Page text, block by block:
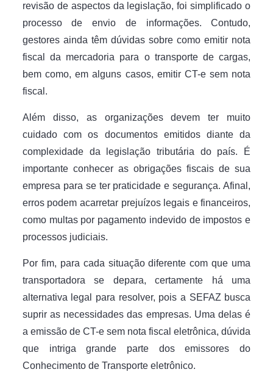
revisão de aspectos da legislação, foi simplificado o
processo de envio de informações. Contudo,
gestores ainda têm dúvidas sobre como emitir nota
fiscal da mercadoria para o transporte de cargas,
bem como, em alguns casos, emitir CT-e sem nota
fiscal.
Além disso, as organizações devem ter muito
cuidado com os documentos emitidos diante da
complexidade da legislação tributária do país. É
importante conhecer as obrigações fiscais de sua
empresa para se ter praticidade e segurança. Afinal,
erros podem acarretar prejuízos legais e financeiros,
como multas por pagamento indevido de impostos e
processos judiciais.
Por fim, para cada situação diferente com que uma
transportadora se depara, certamente há uma
alternativa legal para resolver, pois a SEFAZ busca
suprir as necessidades das empresas. Uma delas é
a emissão de CT-e sem nota fiscal eletrônica, dúvida
que intriga grande parte dos emissores do
Conhecimento de Transporte eletrônico.